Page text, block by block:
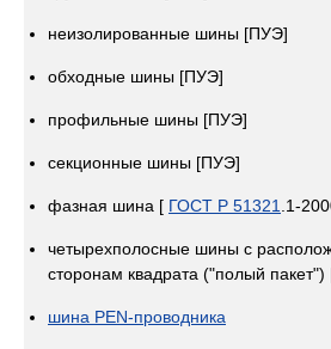
неизолированные шины [ПУЭ]
обходные шины [ПУЭ]
профильные шины [ПУЭ]
секционные шины [ПУЭ]
фазная шина [ ГОСТ Р 51321 .1-
четырехполосные шины с
сторонам квадрата ("полый
шина PEN-проводника